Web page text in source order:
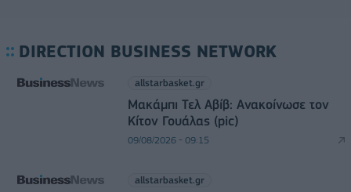
DIRECTION BUSINESS NETWORK
allstarbasket.gr
Μακάμπι Τελ Αβίβ: Ανακοίνωσε τον
Κίτον Γουάλας (pic)
09/08/2026 - 09:15
allstarbasket.gr